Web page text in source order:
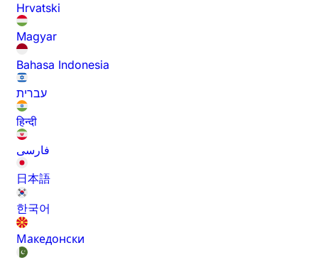
Hrvatski
Magyar
Bahasa Indonesia
עברית
हिन्दी
فارسی
日本語
한국어
Македонски